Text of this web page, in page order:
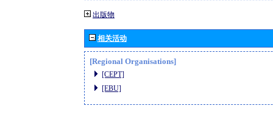
出版物
相关活动
[Regional Organisations]
[CEPT]
[EBU]